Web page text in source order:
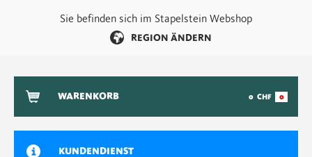
Sie befinden sich im Stapelstein Webshop
REGION ÄNDERN
WARENKORB 0 CHF 0
KUNDENDIENST